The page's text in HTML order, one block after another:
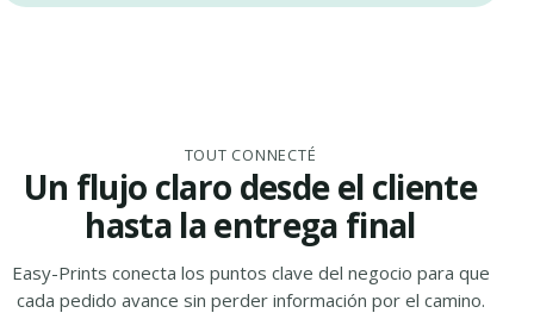
TOUT CONNECTÉ
Un flujo claro desde el cliente
hasta la entrega final
Easy-Prints conecta los puntos clave del negocio para que
cada pedido avance sin perder información por el camino.